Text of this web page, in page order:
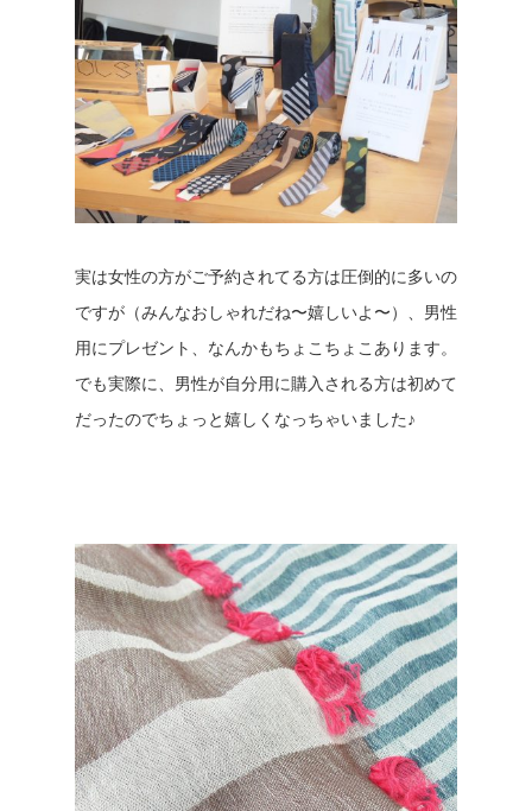
実は女性の方がご予約されてる方は圧倒的に多いの
ですが（みんなおしゃれだね〜嬉しいよ〜）、男性
用にプレゼント、なんかもちょこちょこあります。
でも実際に、男性が自分用に購入される方は初めて
だったのでちょっと嬉しくなっちゃいました♪